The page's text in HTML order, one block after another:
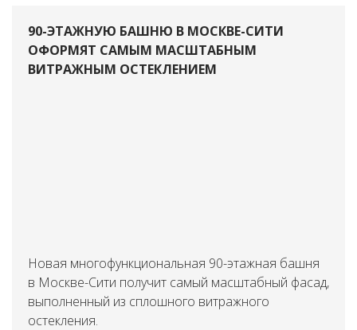
90-ЭТАЖНУЮ БАШНЮ В МОСКВЕ-СИТИ
ОФОРМЯТ САМЫМ МАСШТАБНЫМ
ВИТРАЖНЫМ ОСТЕКЛЕНИЕМ
Новая многофункциональная 90-этажная башня
в Москве-Сити получит самый масштабный фасад,
выполненный из сплошного витражного
остекления.